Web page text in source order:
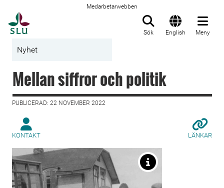
Medarbetarwebben
Sök English Meny
Nyhet
Mellan siffror och politik
PUBLICERAD: 22 NOVEMBER 2022
KONTAKT LÄNKAR